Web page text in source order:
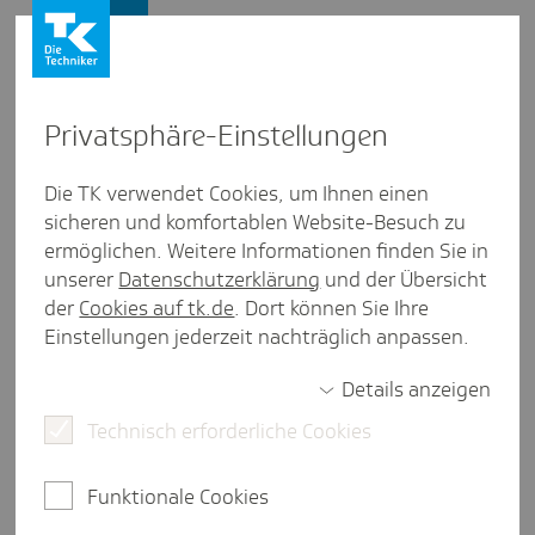
Bera­tungs­blätter auf einen
Blick: Alles zu den Themen
Beiträge, Melde­ver­fahren und
Versi­che­rung
weniger als eine Minute Lesezeit
Firmenkunden Vertieftes SV-Wissen und Downloads
Privat­sphäre-Einstel­lungen
Die TK verwendet Cookies, um Ihnen einen
sicheren und komfortablen Website-Besuch zu
ermöglichen. Weitere Informationen finden Sie in
unserer Datenschutzerklärung und der Übersicht
der Cookies auf tk.de. Dort können Sie Ihre
Einstellungen jederzeit nachträglich anpassen.
Details anzeigen
Technisch erforderliche Cookies
Funktionale Cookies